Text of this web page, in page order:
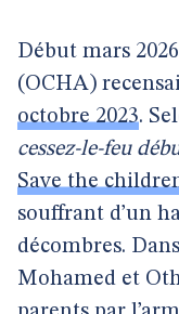
Début mars
(OCHA)
octobre 2023.
cessez-le-feu
Save the
souffrant d’un
décombres.
Mohamed et